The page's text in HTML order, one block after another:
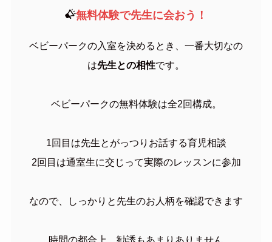
無料体験で先生に会おう！
ベビーパークの入室を決めるとき、一番大切なの
は先生との相性です。
ベビーパークの無料体験は全2回構成。
1回目は先生とがっつりお話する育児相談
2回目は通室生に交じって実際のレッスンに参加
なので、しっかりと先生のお人柄を確認できます
時間の都合上、勧誘もあまりありません